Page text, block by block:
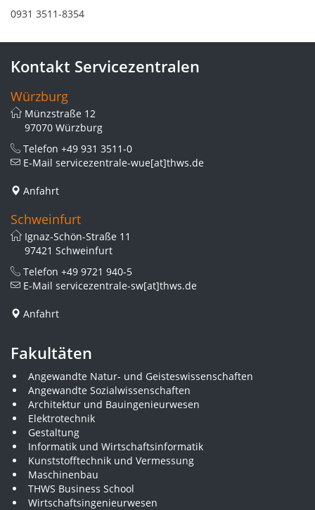
0931 3511-8354
Kontakt Servicezentralen
Würzburg
Münzstraße 12
97070 Würzburg
Telefon +49 931 3511-0
E-Mail servicezentrale-wue[at]thws.de
Anfahrt
Schweinfurt
Ignaz-Schön-Straße 11
97421 Schweinfurt
Telefon +49 9721 940-5
E-Mail servicezentrale-sw[at]thws.de
Anfahrt
Fakultäten
Angewandte Natur- und Geisteswissenschaften
Angewandte Sozialwissenschaften
Architektur und Bauingenieurwesen
Elektrotechnik
Gestaltung
Informatik und Wirtschaftsinformatik
Kunststofftechnik und Vermessung
Maschinenbau
THWS Business School
Wirtschaftsingenieurwesen